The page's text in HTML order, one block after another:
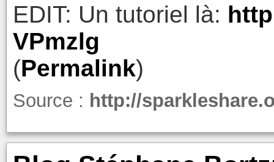
EDIT: Un tutoriel là:
VPmzlg
(Permalink)
Source : http://